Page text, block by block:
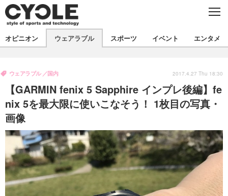
C
E
製品/用品
衣類
飲食
バックナンバー
コラム
インプレ
ボイス
デバイス
ビジネス
国内
スポーツ
選手
写真
動画
イベント
試乗会
スポーツ
ツアー
文化
エンタメ
芸能
出版／映画
話題
ファッション
ライフ
政治
オピニオン ウェアラブル スポーツ イベント エンタメ
【GARMIN fenix 5 Sapphire インプレ後編】fe
nix 5を最大限に使いこなそう！ 1枚目の写真・
画像
ウェアラブル 国内 2017.4.27 Thu 18:30